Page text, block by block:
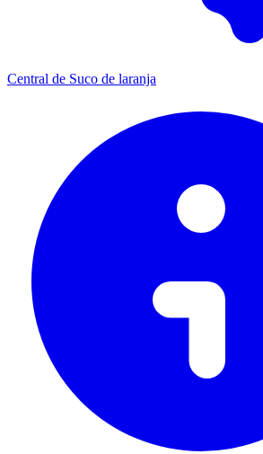
Central de Suco de laranja